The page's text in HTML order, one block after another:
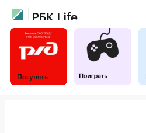
Погулять